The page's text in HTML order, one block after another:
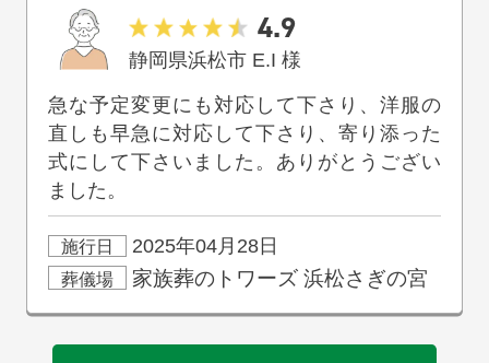
静岡県浜松市 E.I様
4.9
施行日 2025年04月28日
急な予定変更にも対応して下さり、洋服の
直しも早急に対応して下さり、寄り添った
式にして下さいました。ありがとうござい
ました。
葬儀場 家族葬のトワーズ 浜松さぎの宮